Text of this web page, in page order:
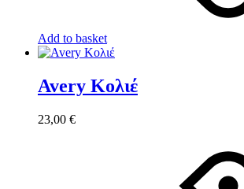
Add to basket
Avery Κολιέ
23,00 €